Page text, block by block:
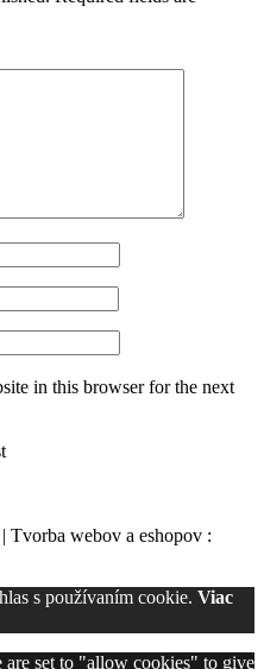
in this browser for the next
Tvorba webov a eshopov :
s používaním cookie. Viac
are set to "allow cookies" to give